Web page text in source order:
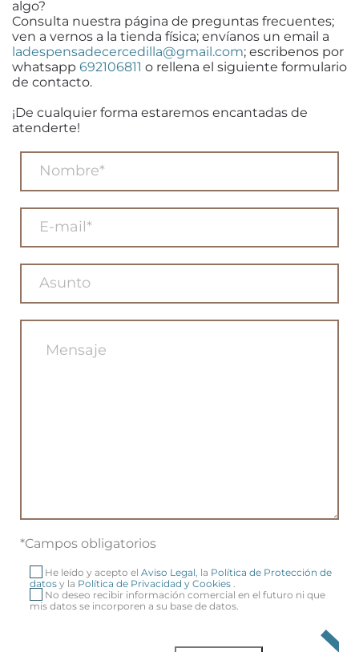
algo?
Consulta nuestra página de preguntas frecuentes;
ven a vernos a la tienda física; envíanos un email a
ladespensadecercedilla@gmail.com; escribenos por
whatsapp 692106811 o rellena el siguiente formulario
de contacto.
¡De cualquier forma estaremos encantadas de
atenderte!
*Campos obligatorios
He leído y acepto el Aviso Legal, la Política de Protección de
datos y la Política de Privacidad y Cookies .
No deseo recibir información comercial en el futuro ni que
mis datos se incorporen a su base de datos.